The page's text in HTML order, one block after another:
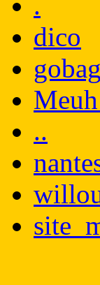
dico
..